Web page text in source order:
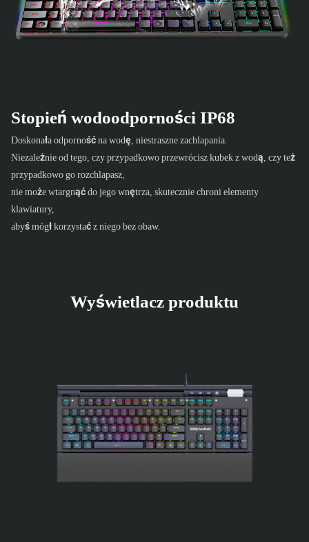
Stopień wodoodporności IP68
Doskonała odporność na wodę, niestraszne zachlapania.
Niezależnie od tego, czy przypadkowo przewrócisz kubek z wodą, czy też
przypadkowo go rozchlapasz,
nie może wtargnąć do jego wnętrza, skutecznie chroni elementy
klawiatury,
abyś mógł korzystać z niego bez obaw.
Wyświetlacz produktu